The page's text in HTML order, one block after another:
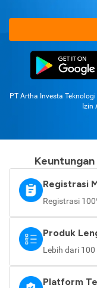
PT Artha Investa
Izin
Registrasi
Registrasi
Produk
Lebih dari
Platform